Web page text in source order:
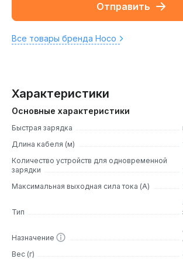
Отправить
Все товары бренда Hoco
Характеристики
Основные характеристики
Быстрая зарядка
Длина кабеля (м)
Количество устройств для одновременной
зарядки
Максимальная выходная сила тока (А)
Тип
Назначение
Вес (г)